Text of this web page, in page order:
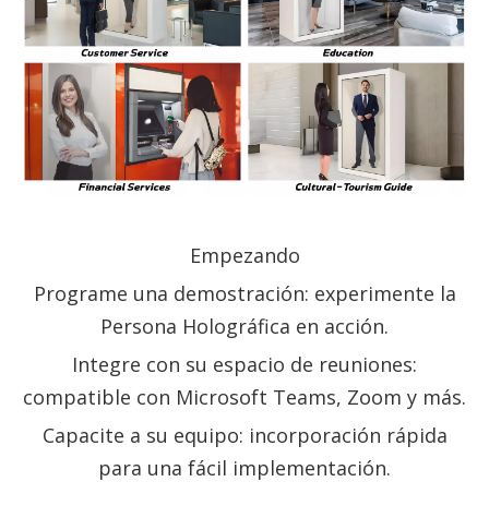
Empezando
Programe una demostración: experimente la
Persona Holográfica en acción.
Integre con su espacio de reuniones:
compatible con Microsoft Teams, Zoom y más.
Capacite a su equipo: incorporación rápida
para una fácil implementación.